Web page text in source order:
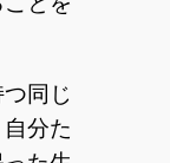
同じ
分た